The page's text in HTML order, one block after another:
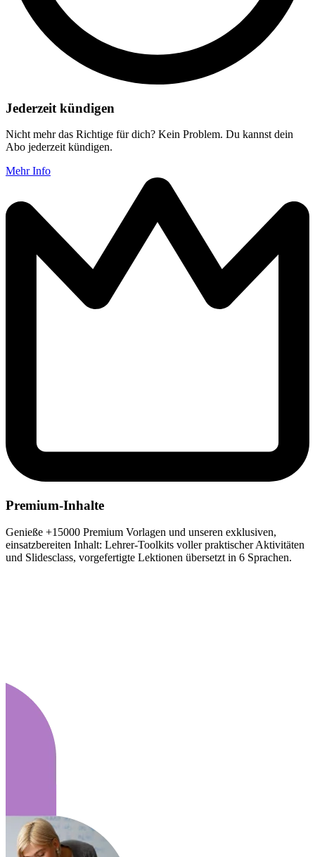
Jederzeit kündigen
Nicht mehr das Richtige für dich? Kein Problem. Du kannst dein
Abo jederzeit kündigen.
Mehr Info
Premium-Inhalte
Genieße +15000 Premium Vorlagen und unseren exklusiven,
einsatzbereiten Inhalt: Lehrer-Toolkits voller praktischer Aktivitäten
und Slidesclass, vorgefertigte Lektionen übersetzt in 6 Sprachen.